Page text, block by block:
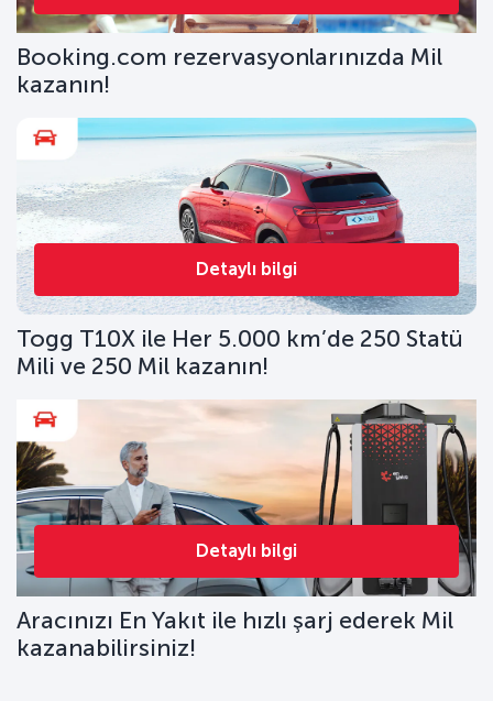
Booking.com rezervasyonlarınızda Mil
kazanın!
Detaylı bilgi
Togg T10X ile Her 5.000 km’de 250 Statü
Mili ve 250 Mil kazanın!
Detaylı bilgi
Aracınızı En Yakıt ile hızlı şarj ederek Mil
kazanabilirsiniz!